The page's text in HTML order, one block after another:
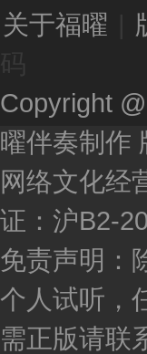
关于福曜
Copyright
曜伴奏制作
网络文化经
证：沪B2-
免责声明：
个人试听，
需正版请联